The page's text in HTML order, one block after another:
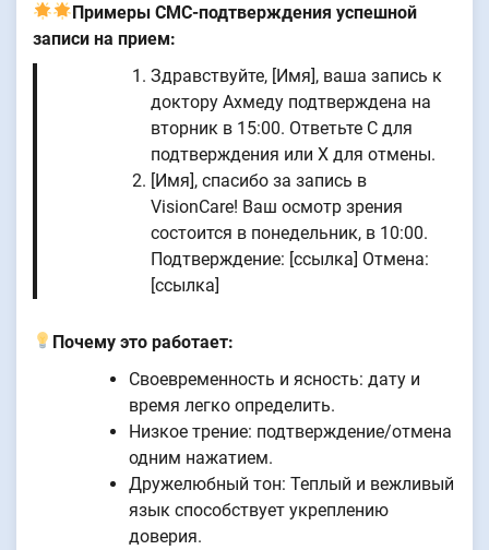
Примеры СМС-подтверждения успешной
записи на прием:
Здравствуйте, [Имя], ваша запись к
доктору Ахмеду подтверждена на
вторник в 15:00. Ответьте C для
подтверждения или X для отмены.
[Имя], спасибо за запись в
VisionCare! Ваш осмотр зрения
состоится в понедельник, в 10:00.
Подтверждение: [ссылка] Отмена:
[ссылка]
Почему это работает:
Своевременность и ясность: дату и
время легко определить.
Низкое трение: подтверждение/отмена
одним нажатием.
Дружелюбный тон: Теплый и вежливый
язык способствует укреплению
доверия.